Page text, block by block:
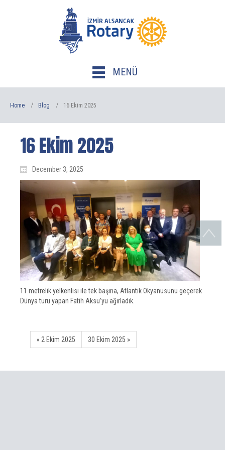
MENÜ
Home Blog 16 Ekim 2025
16 Ekim 2025
December 3, 2025
11 metrelik yelkenlisi ile tek başına, Atlantik Okyanusunu geçerek
Dünya turu yapan Fatih Aksu’yu ağırladık.
« 2 Ekim 2025 30 Ekim 2025 »